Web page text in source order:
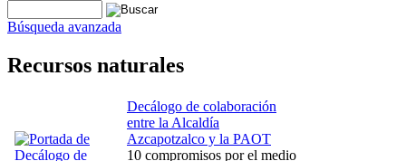
Búsqueda avanzada
Recursos naturales
Decálogo de colaboración
entre la Alcaldía
Azcapotzalco y la PAOT
10 compromisos por el medio